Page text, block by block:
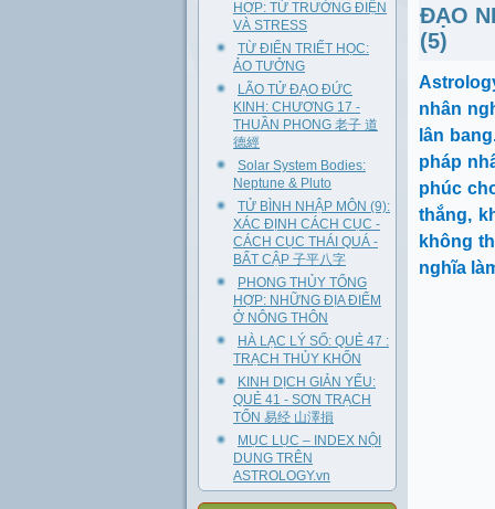
HỢP: TỪ TRƯỜNG ĐIỆN
VÀ STRESS
TỪ ĐIỂN TRIẾT HỌC:
ẢO TƯỞNG
LÃO TỬ ĐẠO ĐỨC
KINH: CHƯƠNG 17 -
THUẦN PHONG 老子 道
德經
Solar System Bodies:
Neptune & Pluto
TỬ BÌNH NHẬP MÔN (9):
XÁC ĐỊNH CÁCH CỤC -
CÁCH CỤC THÁI QUÁ -
BẤT CẬP 子平八字
PHONG THỦY TỔNG
HỢP: NHỮNG ĐỊA ĐIỂM
Ở NÔNG THÔN
HÀ LẠC LÝ SỐ: QUẺ 47 :
TRẠCH THỦY KHỐN
KINH DỊCH GIẢN YẾU:
QUẺ 41 - SƠN TRẠCH
TỔN 易经 山澤損
MỤC LỤC – INDEX NỘI
DUNG TRÊN
ASTROLOGY.vn
ĐẠO
(5)
nhân
lân
pháp
phúc
thắng,
không
nghĩa